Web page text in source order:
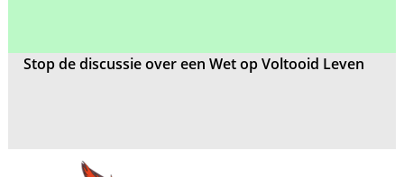
Stop de discussie over een Wet op Voltooid Leven